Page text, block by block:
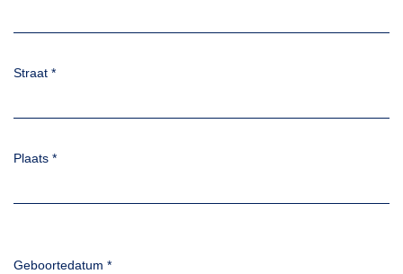
Straat *
Plaats *
Geboortedatum *